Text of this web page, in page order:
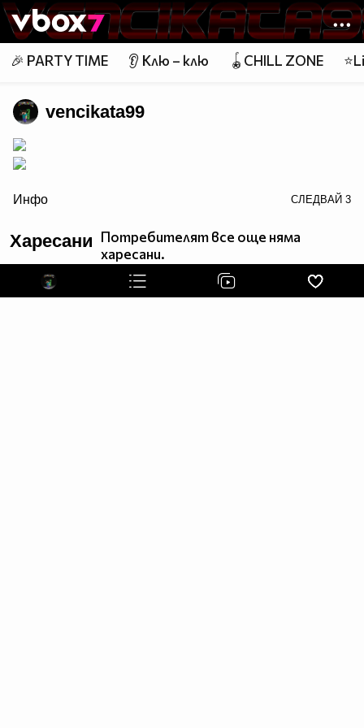
Member of
👾
🎉 PARTY TIME 👂 Клю – клю 🪀CHILL ZONE
vencikata99
Топ 40 Смях
Инфо СЛЕДВАЙ 3
Харесани Потребителят все още няма
харесани.